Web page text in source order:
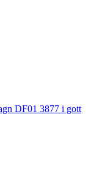
DF01 3877 i gott